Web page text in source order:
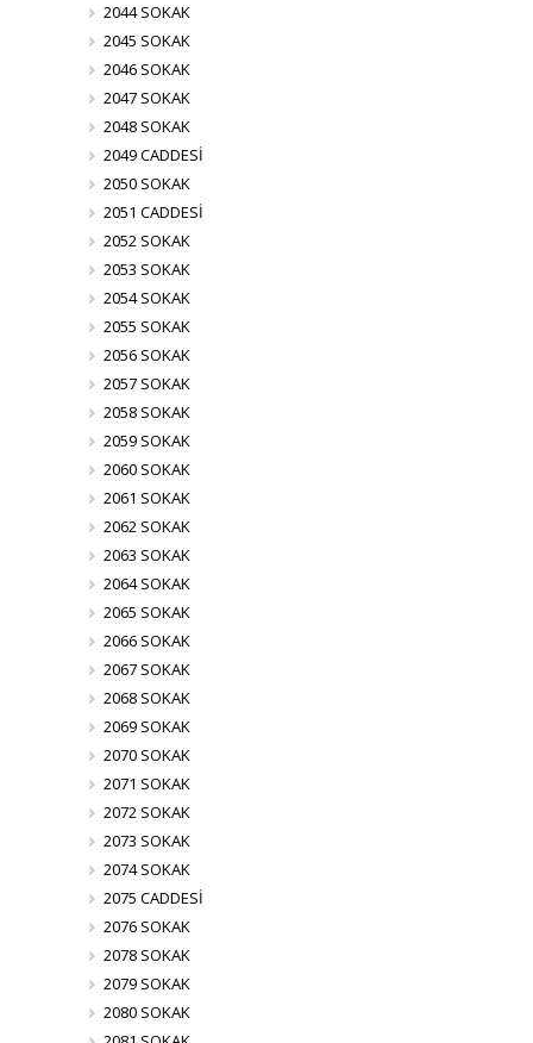
2044 SOKAK
2045 SOKAK
2046 SOKAK
2047 SOKAK
2048 SOKAK
2049 CADDESİ
2050 SOKAK
2051 CADDESİ
2052 SOKAK
2053 SOKAK
2054 SOKAK
2055 SOKAK
2056 SOKAK
2057 SOKAK
2058 SOKAK
2059 SOKAK
2060 SOKAK
2061 SOKAK
2062 SOKAK
2063 SOKAK
2064 SOKAK
2065 SOKAK
2066 SOKAK
2067 SOKAK
2068 SOKAK
2069 SOKAK
2070 SOKAK
2071 SOKAK
2072 SOKAK
2073 SOKAK
2074 SOKAK
2075 CADDESİ
2076 SOKAK
2078 SOKAK
2079 SOKAK
2080 SOKAK